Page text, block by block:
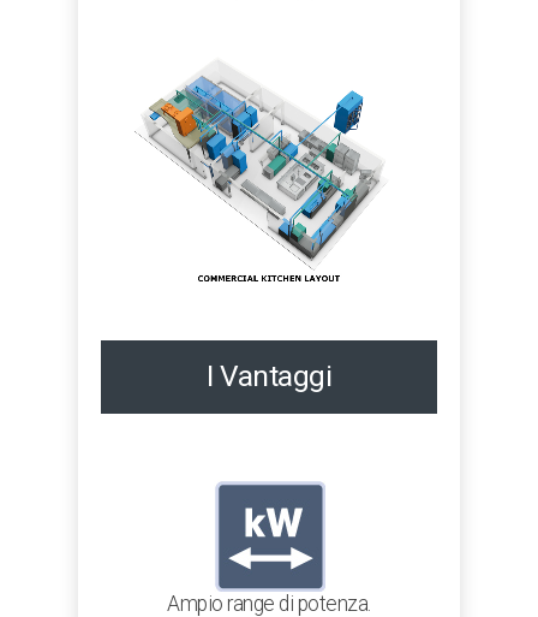
I Vantaggi
Ampio range di potenza.